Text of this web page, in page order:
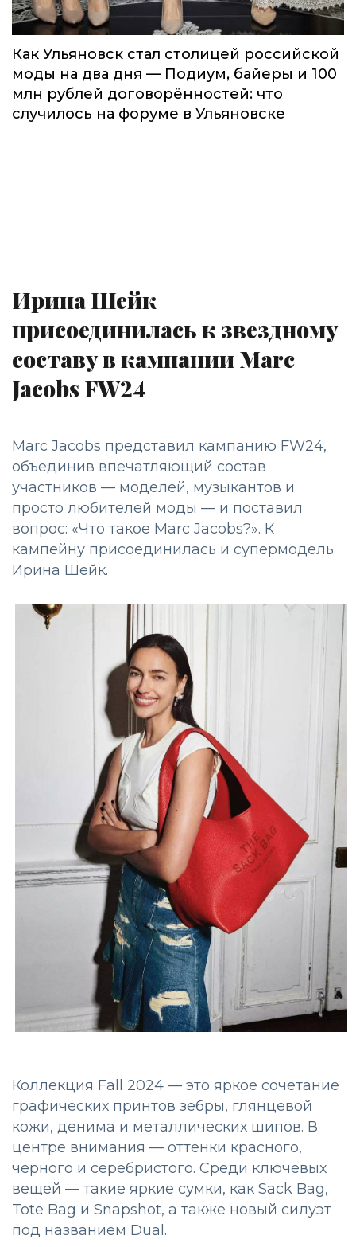
Как Ульяновск стал столицей российской
моды на два дня — Подиум, байеры и 100
млн рублей договорённостей: что
случилось на форуме в Ульяновске
Ирина Шейк
присоединилась к звездному
составу в кампании Marc
Jacobs FW24
Marc Jacobs представил кампанию FW24,
объединив впечатляющий состав
участников — моделей, музыкантов и
просто любителей моды — и поставил
вопрос: «Что такое Marc Jacobs?». К
кампейну присоединилась и супермодель
Ирина Шейк.
Коллекция Fall 2024 — это яркое сочетание
графических принтов зебры, глянцевой
кожи, денима и металлических шипов. В
центре внимания — оттенки красного,
черного и серебристого. Среди ключевых
вещей — такие яркие сумки, как Sack Bag,
Tote Bag и Snapshot, а также новый силуэт
под названием Dual.